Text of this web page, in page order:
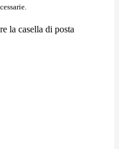
la casella di posta